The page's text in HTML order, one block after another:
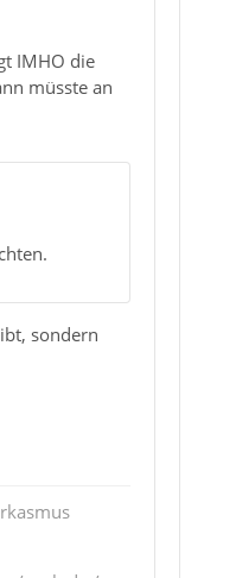
IMHO die
müsste an
sondern